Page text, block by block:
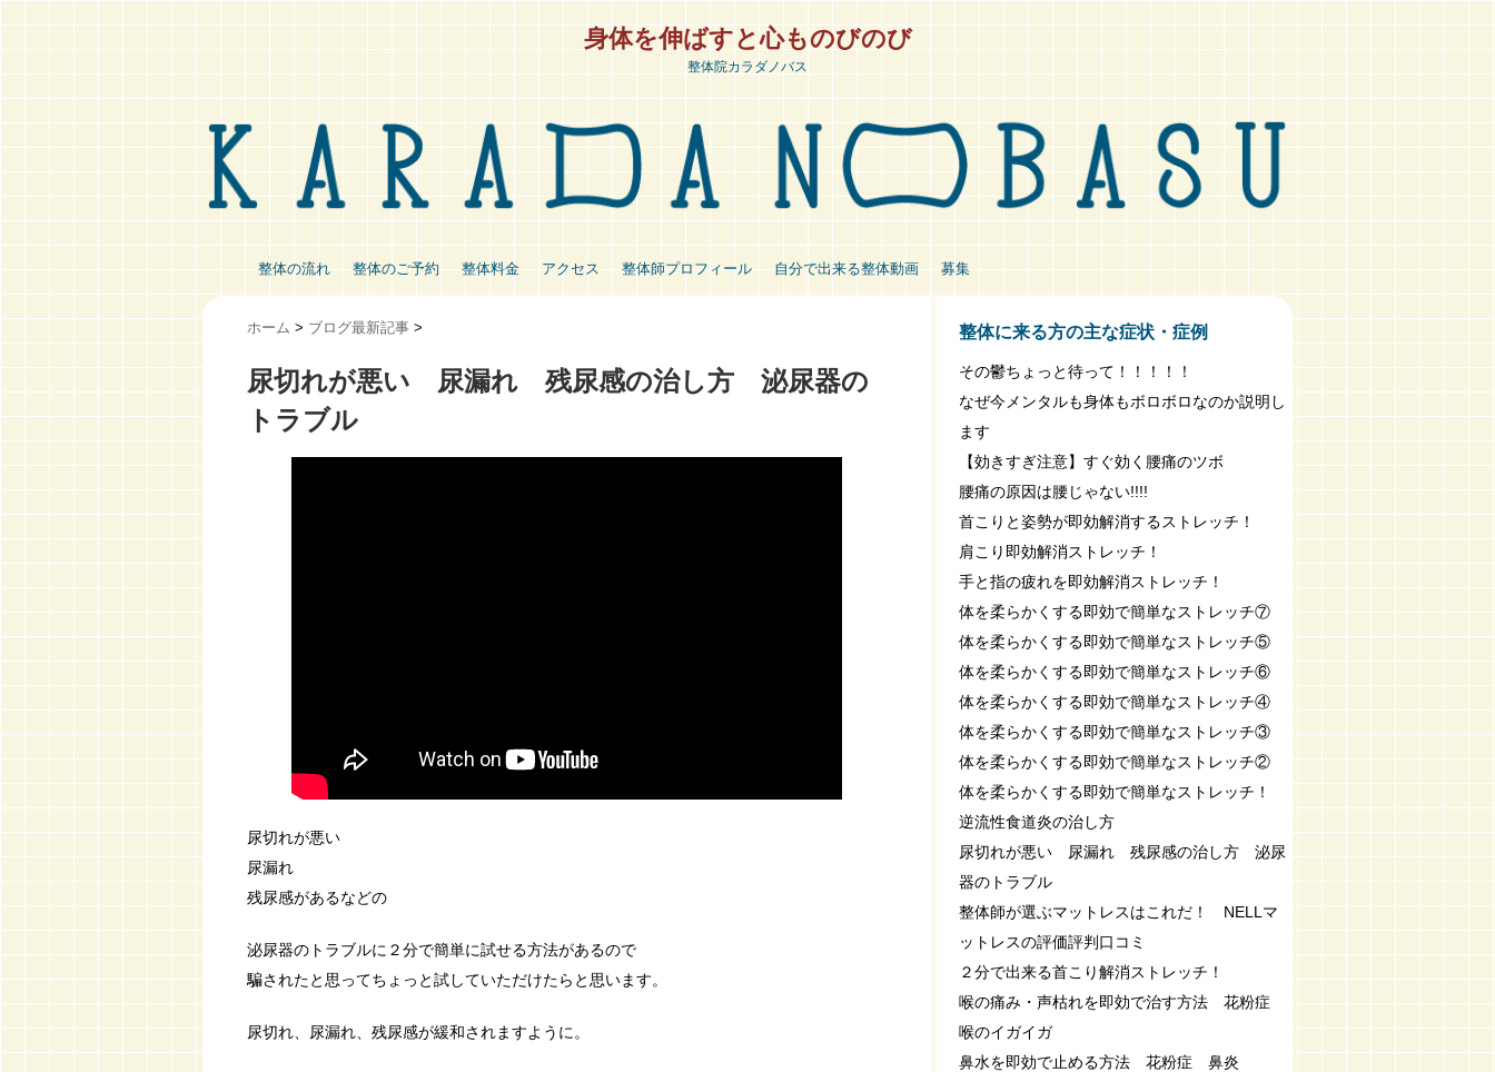
身体を伸ばすと心ものびのび
整体院カラダノバス
整体の流れ 整体のご予約 整体料金 アクセス 整体師プロフィール 自分で出来る整体動画 募集
ホーム > ブログ最新記事 >
尿切れが悪い 尿漏れ 残尿感の治し方 泌尿器の
トラブル
尿切れが悪い
尿漏れ
残尿感があるなどの
泌尿器のトラブルに２分で簡単に試せる方法があるので
騙されたと思ってちょっと試していただけたらと思います。
尿切れ、尿漏れ、残尿感が緩和されますように。
整体に来る方の主な症状・症例
その鬱ちょっと待って！！！！！
なぜ今メンタルも身体もボロボロなのか説明し
ます
【効きすぎ注意】すぐ効く腰痛のツボ
腰痛の原因は腰じゃない!!!!
首こりと姿勢が即効解消するストレッチ！
肩こり即効解消ストレッチ！
手と指の疲れを即効解消ストレッチ！
体を柔らかくする即効で簡単なストレッチ⑦
体を柔らかくする即効で簡単なストレッチ⑤
体を柔らかくする即効で簡単なストレッチ⑥
体を柔らかくする即効で簡単なストレッチ④
体を柔らかくする即効で簡単なストレッチ③
体を柔らかくする即効で簡単なストレッチ②
体を柔らかくする即効で簡単なストレッチ！
逆流性食道炎の治し方
尿切れが悪い 尿漏れ 残尿感の治し方 泌尿
器のトラブル
整体師が選ぶマットレスはこれだ！ NELLマ
ットレスの評価評判口コミ
２分で出来る首こり解消ストレッチ！
喉の痛み・声枯れを即効で治す方法 花粉症
喉のイガイガ
鼻水を即効で止める方法 花粉症 鼻炎